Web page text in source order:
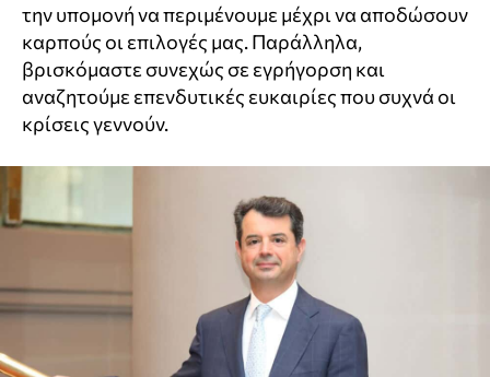
την υπομονή να περιμένουμε μέχρι να αποδώσουν
καρπούς οι επιλογές μας. Παράλληλα,
βρισκόμαστε συνεχώς σε εγρήγορση και
αναζητούμε επενδυτικές ευκαιρίες που συχνά οι
κρίσεις γεννούν.